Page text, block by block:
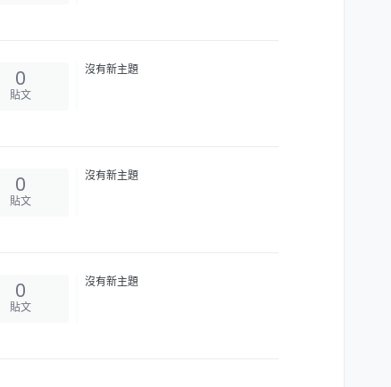
0
貼文
沒有新主題
0
貼文
沒有新主題
0
貼文
沒有新主題